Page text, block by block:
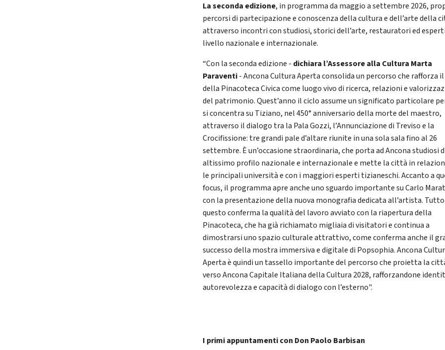
La seconda edizione, in programma da maggio a settembre 2026,
percorsi di partecipazione e conoscenza della cultura e dell’arte della
attraverso incontri con studiosi, storici dell’arte, restauratori ed
livello nazionale e internazionale.
“Con la seconda edizione - dichiara l’Assessore alla Cultura Marta
Paraventi- Ancona Cultura Aperta consolida un percorso che rafforza
della Pinacoteca Civica come luogo vivo di ricerca, relazioni e
del patrimonio. Quest’anno il ciclo assume un significato particolare
si concentra su Tiziano, nel 450° anniversario della morte del maestro,
attraverso il dialogo tra la Pala Gozzi, l’Annunciazione di Treviso e la
Crocifissione: tre grandi pale d’altare riunite in una sola sala fino al 26
settembre. È un’occasione straordinaria, che porta ad Ancona studiosi
altissimo profilo nazionale e internazionale e mette la città in
le principali università e con i maggiori esperti tizianeschi. Accanto a
focus, il programma apre anche uno sguardo importante su Carlo
con la presentazione della nuova monografia dedicata all’artista. Tutto
questo conferma la qualità del lavoro avviato con la riapertura della
Pinacoteca, che ha già richiamato migliaia di visitatori e continua a
dimostrarsi uno spazio culturale attrattivo, come conferma anche il
successo della mostra immersiva e digitale di Popsophia. Ancona
Aperta è quindi un tassello importante del percorso che proietta la
verso Ancona Capitale Italiana della Cultura 2028, rafforzandone
autorevolezza e capacità di dialogo con l’esterno".
I primi appuntamenti con Don Paolo Barbisan